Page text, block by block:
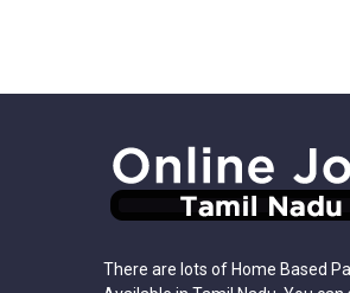
There are lots of Home Based